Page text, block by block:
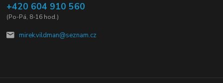
+420 604 910 560
(Po-Pá, 8-16 hod.)
mirek.vildman@seznam.cz